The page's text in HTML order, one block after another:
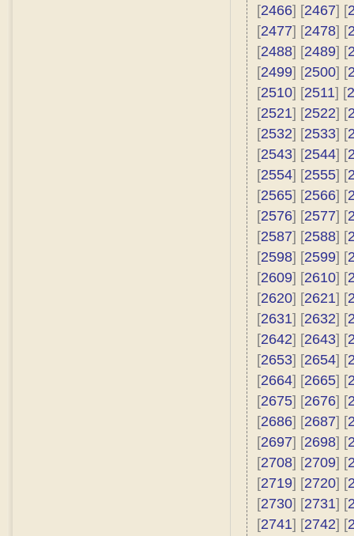
[2466] [2467] [
[2477] [2478] [
[2488] [2489] [
[2499] [2500] [
[2510] [2511] [
[2521] [2522] [
[2532] [2533] [
[2543] [2544] [
[2554] [2555] [
[2565] [2566] [
[2576] [2577] [
[2587] [2588] [
[2598] [2599] [
[2609] [2610] [
[2620] [2621] [
[2631] [2632] [
[2642] [2643] [
[2653] [2654] [
[2664] [2665] [
[2675] [2676] [
[2686] [2687] [
[2697] [2698] [
[2708] [2709] [
[2719] [2720] [
[2730] [2731] [
[2741] [2742] [